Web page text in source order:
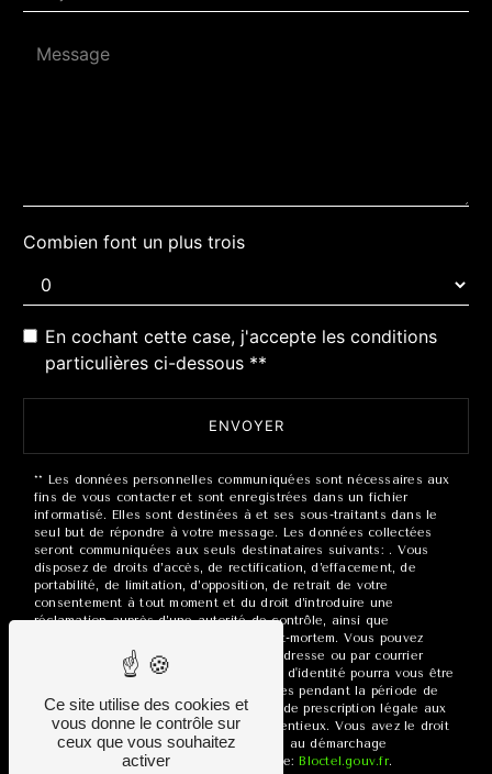
Combien font un plus trois
En cochant cette case, j'accepte les conditions
particulières ci-dessous **
ENVOYER
** Les données personnelles communiquées sont nécessaires aux
fins de vous contacter et sont enregistrées dans un fichier
informatisé. Elles sont destinées à et ses sous-traitants dans le
seul but de répondre à votre message. Les données collectées
seront communiquées aux seuls destinataires suivants: . Vous
disposez de droits d’accès, de rectification, d’effacement, de
portabilité, de limitation, d’opposition, de retrait de votre
consentement à tout moment et du droit d’introduire une
réclamation auprès d’une autorité de contrôle, ainsi que
d’organiser le sort de vos données post-mortem. Vous pouvez
exercer ces droits par voie postale à l'adresse ou par courrier
électronique à l'adresse . Un justificatif d'identité pourra vous être
demandé. Nous conservons vos données pendant la période de
prise de contact puis pendant la durée de prescription légale aux
fins probatoires et de gestion des contentieux. Vous avez le droit
de vous inscrire sur la liste d'opposition au démarchage
téléphonique, disponible à cette adresse: Bloctel.gouv.fr.
Ce site utilise des cookies et
vous donne le contrôle sur
ceux que vous souhaitez
activer